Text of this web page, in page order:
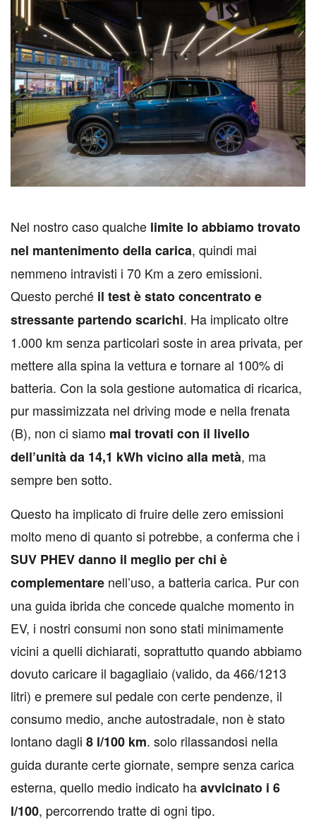
Nel nostro caso qualche limite lo abbiamo trovato
nel mantenimento della carica, quindi mai
nemmeno intravisti i 70 Km a zero emissioni.
Questo perché il test è stato concentrato e
stressante partendo scarichi. Ha implicato oltre
1.000 km senza particolari soste in area privata, per
mettere alla spina la vettura e tornare al 100% di
batteria. Con la sola gestione automatica di ricarica,
pur massimizzata nel driving mode e nella frenata
(B), non ci siamo mai trovati con il livello
dell’unità da 14,1 kWh vicino alla metà, ma
sempre ben sotto.
Questo ha implicato di fruire delle zero emissioni
molto meno di quanto si potrebbe, a conferma che i
SUV PHEV danno il meglio per chi è
complementare nell’uso, a batteria carica. Pur con
una guida ibrida che concede qualche momento in
EV, i nostri consumi non sono stati minimamente
vicini a quelli dichiarati, soprattutto quando abbiamo
dovuto caricare il bagagliaio (valido, da 466/1213
litri) e premere sul pedale con certe pendenze, il
consumo medio, anche autostradale, non è stato
lontano dagli 8 l/100 km. solo rilassandosi nella
guida durante certe giornate, sempre senza carica
esterna, quello medio indicato haavvicinato i 6
l/100, percorrendo tratte di ogni tipo.